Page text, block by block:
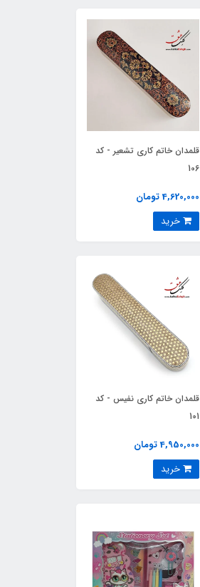
قلمدان خاتم کاری تشعیر - کد
106
4,620,000 تومان
خرید
قلمدان خاتم کاری نفیس - کد
101
4,950,000 تومان
خرید